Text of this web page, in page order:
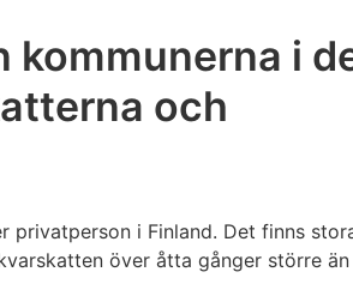
kommunerna i
och
privatperson i Finland. Det finns
över åtta gånger större